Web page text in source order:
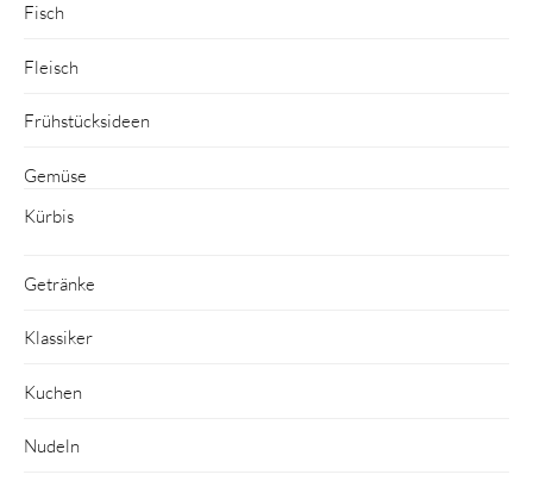
Fisch
Fleisch
Frühstücksideen
Gemüse
Kürbis
Getränke
Klassiker
Kuchen
Nudeln